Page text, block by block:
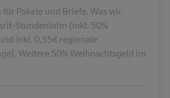
Pakete und Briefe. Was wir
Stundenlohn (inkl. 50%
inkl. 0,55€ regionale
Weitere 50% Weihnachtsgeld im